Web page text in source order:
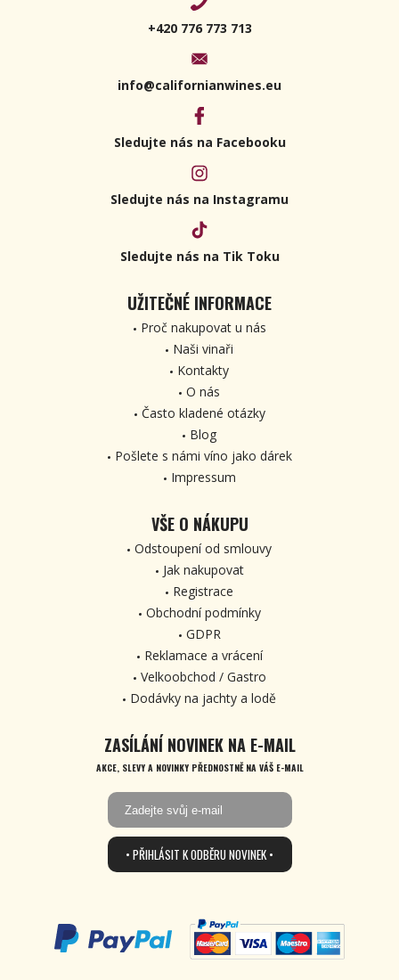
+420 776 773 713
info@californianwines.eu
Sledujte nás na Facebooku
Sledujte nás na Instagramu
Sledujte nás na Tik Toku
UŽITEČNÉ INFORMACE
Proč nakupovat u nás
Naši vinaři
Kontakty
O nás
Často kladené otázky
Blog
Pošlete s námi víno jako dárek
Impressum
VŠE O NÁKUPU
Odstoupení od smlouvy
Jak nakupovat
Registrace
Obchodní podmínky
GDPR
Reklamace a vrácení
Velkoobchod / Gastro
Dodávky na jachty a lodě
ZASÍLÁNÍ NOVINEK NA E-MAIL
AKCE, SLEVY A NOVINKY PŘEDNOSTNĚ NA VÁŠ E-MAIL
• PŘIHLÁSIT K ODBĚRU NOVINEK •